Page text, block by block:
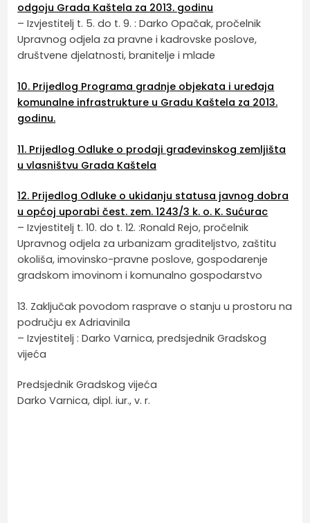
odgoju Grada Kaštela za 2013. godinu
– Izvjestitelj t. 5. do t. 9. : Darko Opačak, pročelnik
Upravnog odjela za pravne i kadrovske poslove,
društvene djelatnosti, branitelje i mlade
10. Prijedlog Programa gradnje objekata i uređaja
komunalne infrastrukture u Gradu Kaštela za 2013.
godinu.
11. Prijedlog Odluke o prodaji građevinskog zemljišta
u vlasništvu Grada Kaštela
12. Prijedlog Odluke o ukidanju statusa javnog dobra
u općoj uporabi čest. zem. 1243/3 k. o. K. Sućurac
– Izvjestitelj t. 10. do t. 12. :Ronald Rejo, pročelnik
Upravnog odjela za urbanizam graditeljstvo, zaštitu
okoliša, imovinsko-pravne poslove, gospodarenje
gradskom imovinom i komunalno gospodarstvo
13. Zaključak povodom rasprave o stanju u prostoru na
području ex Adriavinila
– Izvjestitelj : Darko Varnica, predsjednik Gradskog
vijeća
Predsjednik Gradskog vijeća
Darko Varnica, dipl. iur., v. r.